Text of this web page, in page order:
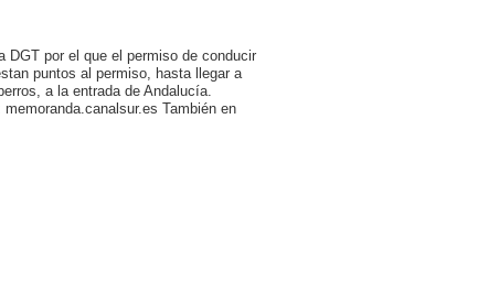
DGT por el que el permiso de conducir
puntos al permiso, hasta llegar a
a la entrada de Andalucía.
También en